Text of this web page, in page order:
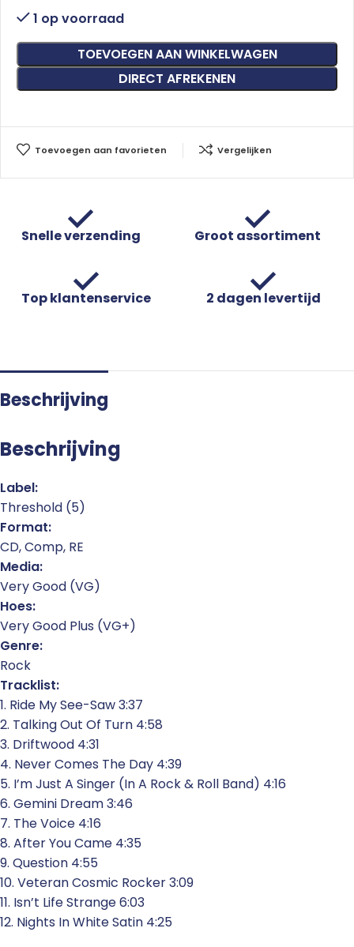
1 op voorraad
TOEVOEGEN AAN WINKELWAGEN
DIRECT AFREKENEN
Toevoegen aan favorieten Vergelijken
Snelle verzending Groot assortiment
Top klantenservice 2 dagen levertijd
Beschrijving
Beschrijving
Label:
Threshold (5)
Format:
CD, Comp, RE
Media:
Very Good (VG)
Hoes:
Very Good Plus (VG+)
Genre:
Rock
Tracklist:
1. Ride My See-Saw 3:37
2. Talking Out Of Turn 4:58
3. Driftwood 4:31
4. Never Comes The Day 4:39
5. I’m Just A Singer (In A Rock & Roll Band) 4:16
6. Gemini Dream 3:46
7. The Voice 4:16
8. After You Came 4:35
9. Question 4:55
10. Veteran Cosmic Rocker 3:09
11. Isn’t Life Strange 6:03
12. Nights In White Satin 4:25